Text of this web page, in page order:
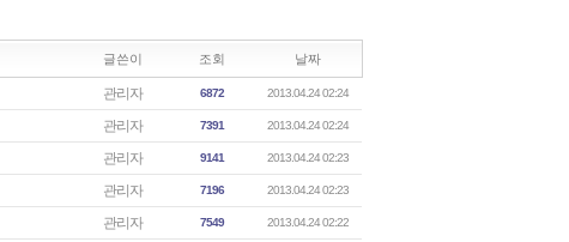
글쓴이 조회 날짜
관리자 6872 2013.04.24 02:24
관리자 7391 2013.04.24 02:24
관리자 9141 2013.04.24 02:23
관리자 7196 2013.04.24 02:23
관리자 7549 2013.04.24 02:22